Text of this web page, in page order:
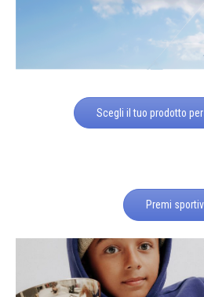
Scegli il tuo prodotto
Premi